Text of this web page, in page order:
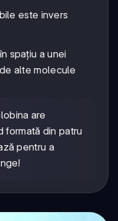
este invers
spațiu a unei
alte molecule
are
formată din patru
pentru a